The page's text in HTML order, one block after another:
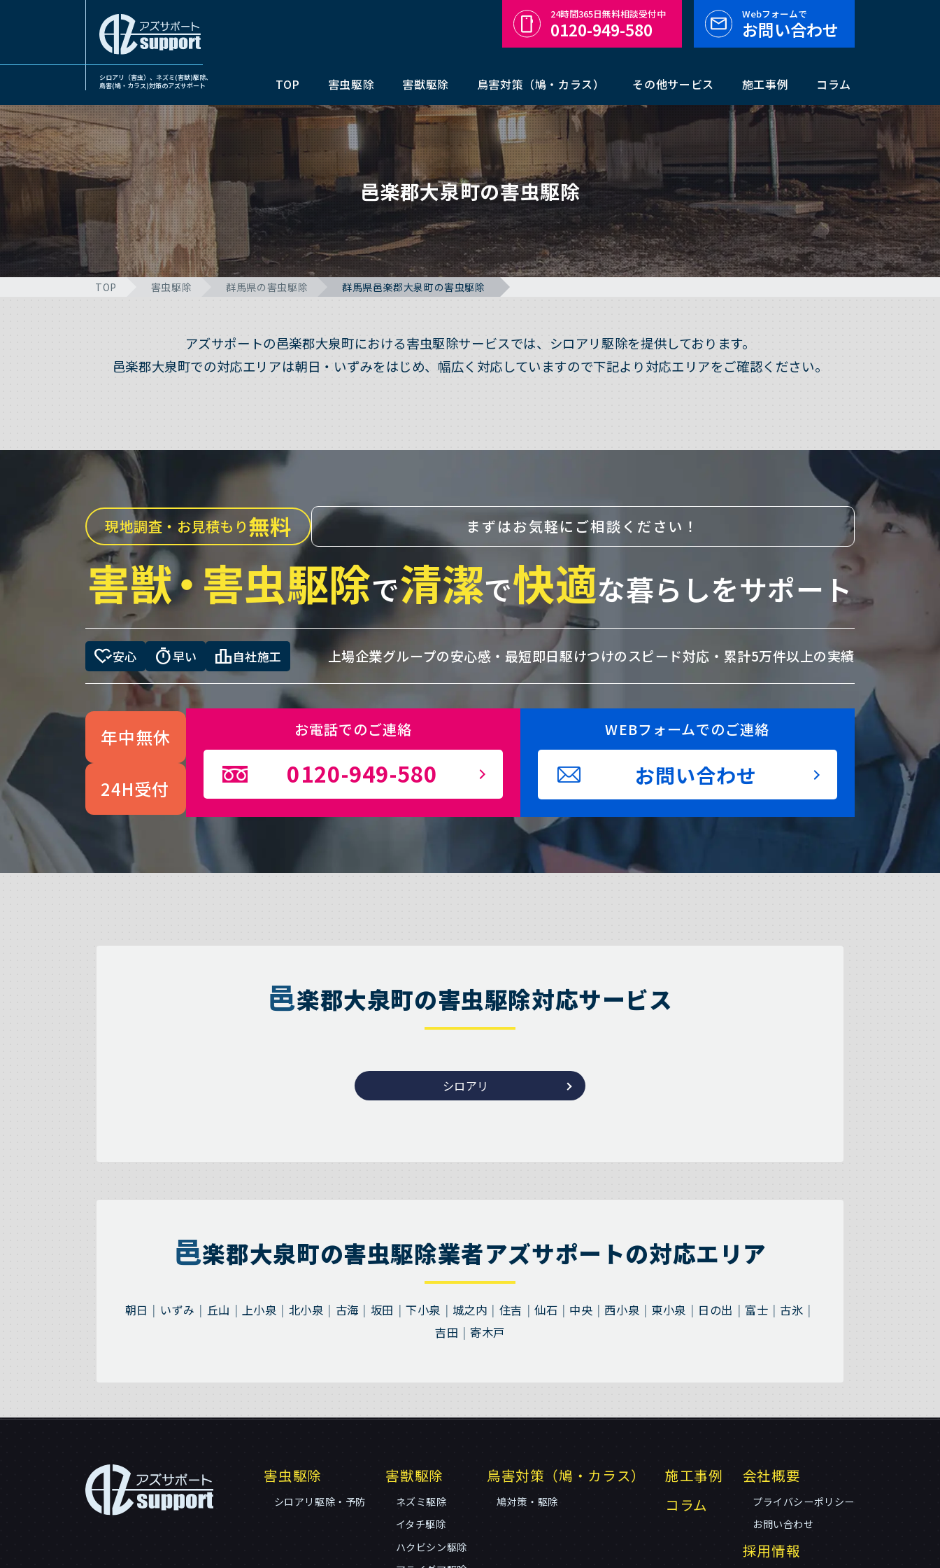
シロアリ（害虫）、ネズミ(害獣)駆除、
鳥害(鳩・カラス)対策のアズサポート
TOP 害虫駆除 害獣駆除 鳥害対策（鳩・カラス） その他サービス 施工事例 コラム
24時間365日無料相談受付中
0120-949-580
Webフォームで
お問い合わせ
邑楽郡大泉町の害虫駆除
TOP 害虫駆除 群馬県の害虫駆除 群馬県邑楽郡大泉町の害虫駆除
アズサポートの邑楽郡大泉町における害虫駆除サービスでは、シロアリ駆除を提供しております。
邑楽郡大泉町での対応エリアは朝日・いずみをはじめ、幅広く対応していますので下記より対応エリアをご確認ください。
現地調査・お見積もり無料 まずはお気軽にご相談ください！
害獣・害虫駆除で清潔で快適な暮らしをサポート
heart_check安心 timer早い leaderboard自社施工 上場企業グループの安心感・ 最短即日駆けつけのスピード対応・ 累計5万件以上の実績
年中無休
24H受付
お電話でのご連絡
0120-949-580
WEBフォームでのご連絡
お問い合わせ
邑楽郡大泉町の害虫駆除対応サービス
シロアリ
邑楽郡大泉町の害虫駆除業者アズサポートの対応エリア
朝日 いずみ 丘山 上小泉 北小泉 古海 坂田 下小泉 城之内 住吉 仙石 中央 西小泉 東小泉 日の出 富士
古氷
吉田
寄木戸
害虫駆除
シロアリ駆除・予防
害獣駆除
ネズミ駆除
イタチ駆除
ハクビシン駆除
鳥害対策（鳩・カラス）
鳩対策・駆除
施工事例
コラム
会社概要
プライバシーポリシー
お問い合わせ
採用情報